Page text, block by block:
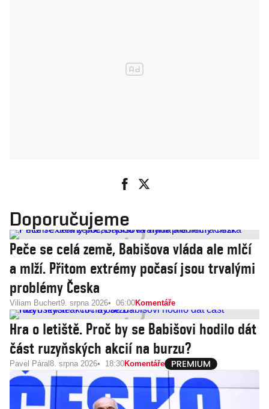
Doporučujeme
Peče se celá země, Babišova vláda ale mlčí
a mlží. Přitom extrémy počasí jsou trvalými
problémy Česka
Viliam Buchert9. srpna 2026 06:00Komentáře
Hra o letiště. Proč by se Babišovi hodilo dát
část ruzyňských akcií na burzu?
Pavel Páral 8. srpna 2026 18:30Komentáře